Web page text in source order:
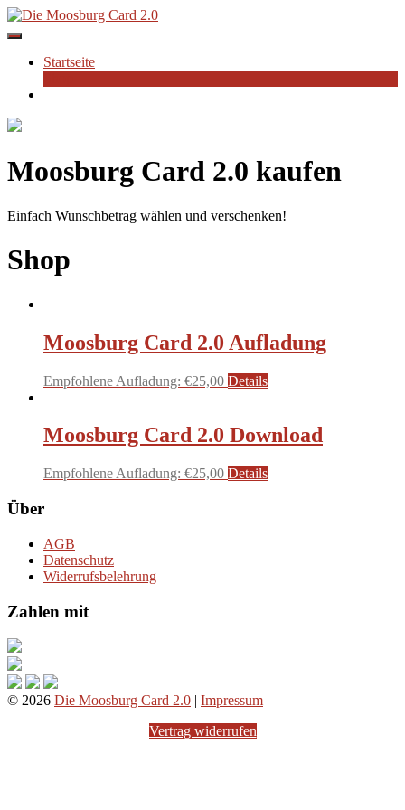
Skip
to
Startseite
Moosburg Card 2.0 kaufen
Einfach Wunschbetrag wählen und verschenken!
Shop
Moosburg Card 2.0 Aufladung
Empfohlene Aufladung: €25,00 Details
Moosburg Card 2.0 Download
Empfohlene Aufladung: €25,00 Details
Über
AGB
Datenschutz
Widerrufsbelehrung
Zahlen mit
© 2026 Die Moosburg Card 2.0 | Impressum
Vertrag widerrufen